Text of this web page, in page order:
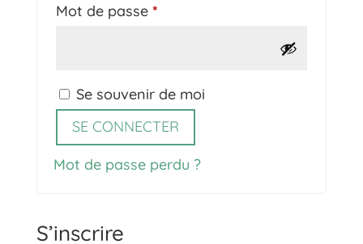
Mot de passe *Obligatoire
Se souvenir de moi
SE CONNECTER
Mot de passe perdu ?
S’inscrire